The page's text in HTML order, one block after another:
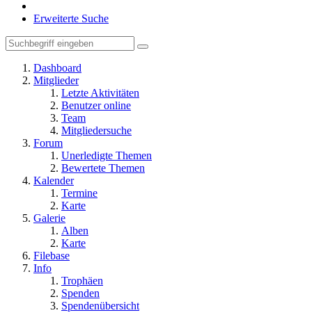
Erweiterte Suche
Dashboard
Mitglieder
Letzte Aktivitäten
Benutzer online
Team
Mitgliedersuche
Forum
Unerledigte Themen
Bewertete Themen
Kalender
Termine
Karte
Galerie
Alben
Karte
Filebase
Info
Trophäen
Spenden
Spendenübersicht